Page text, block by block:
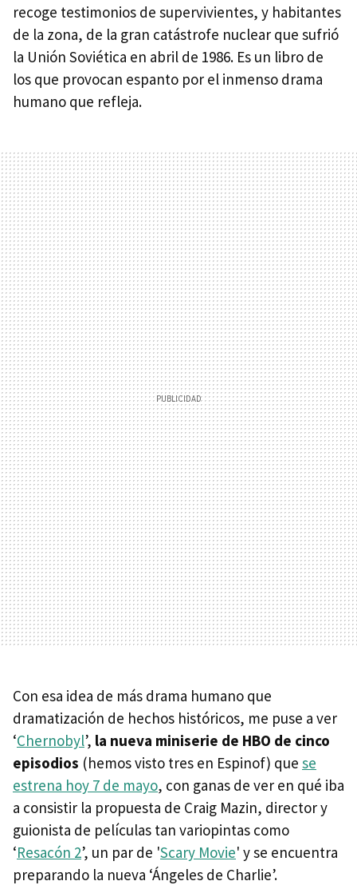
recoge testimonios de supervivientes, y habitantes
de la zona, de la gran catástrofe nuclear que sufrió
la Unión Soviética en abril de 1986. Es un libro de
los que provocan espanto por el inmenso drama
humano que refleja.
Con esa idea de más drama humano que
dramatización de hechos históricos, me puse a ver
‘Chernobyl’, la nueva miniserie de HBO de cinco
episodios (hemos visto tres en Espinof) que se
estrena hoy 7 de mayo, con ganas de ver en qué iba
a consistir la propuesta de Craig Mazin, director y
guionista de películas tan variopintas como
‘Resacón 2’, un par de 'Scary Movie' y se encuentra
preparando la nueva ‘Ángeles de Charlie’.